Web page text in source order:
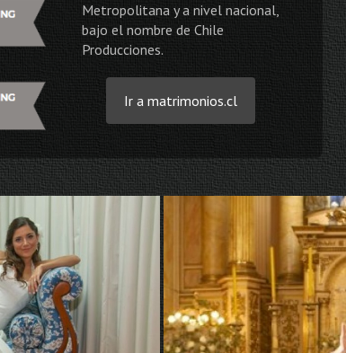
Metropolitana y a nivel nacional,
bajo el nombre de Chile
Producciones.
Ir a matrimonios.cl